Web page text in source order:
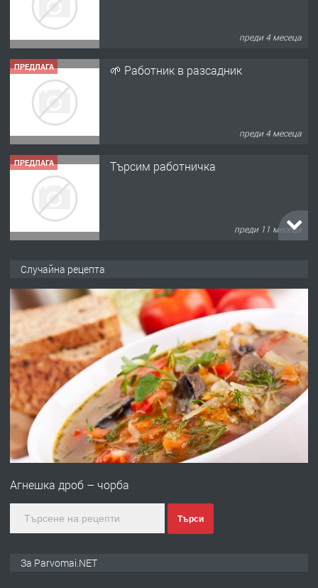
преди 4 месеца
ПРЕДЛАГА 🌱 Работник в разсадник
преди 4 месеца
ПРЕДЛАГА Търсим работничка
преди 11 месеца
преди 1 година
ПРЕДЛАГА Работа за общи работници
преди 1 година
ПРЕДЛАГА
Първи поход "По стъпките на Ангел
Случайна рецепта
Агнешка дроб – чорба
Търси
За Parvomai.NET